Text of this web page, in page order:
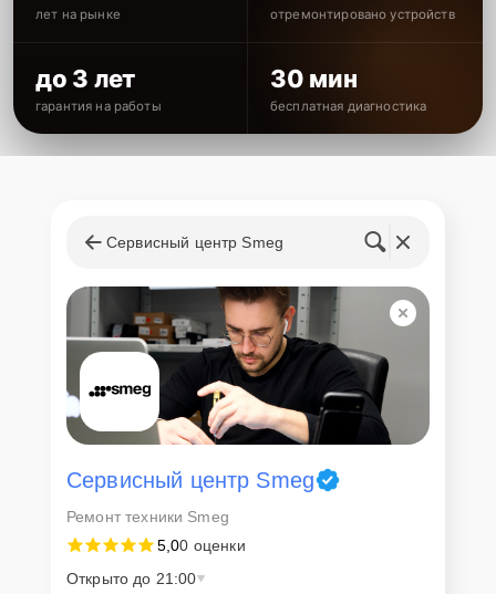
лет на рынке отремонтировано устройств
до 3 лет
гарантия на работы
30 мин
бесплатная диагностика
Сервисный центр Smeg
Сервисный центр Smeg
Ремонт техники Smeg
5,00 оценки
Открыто до 21:00